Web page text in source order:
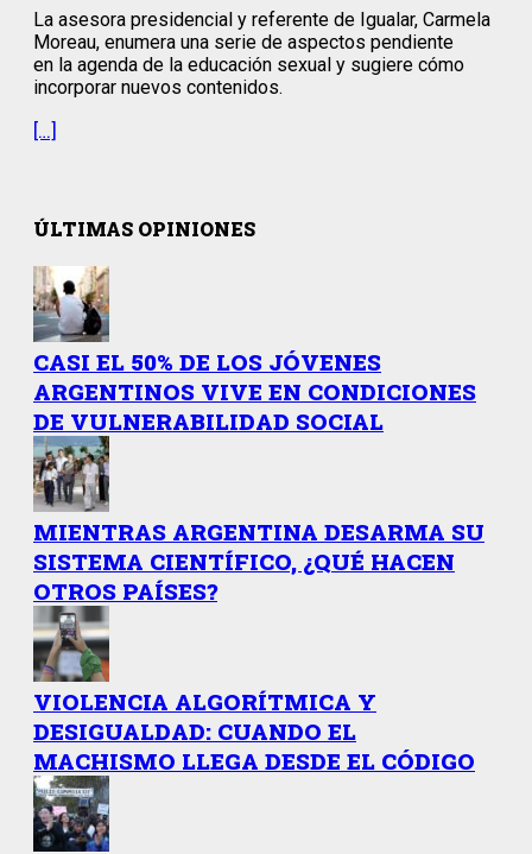
La asesora presidencial y referente de Igualar, Carmela
Moreau, enumera una serie de aspectos pendiente
en la agenda de la educación sexual y sugiere cómo
incorporar nuevos contenidos.
[…]
ÚLTIMAS OPINIONES
CASI EL 50% DE LOS JÓVENES
ARGENTINOS VIVE EN CONDICIONES
DE VULNERABILIDAD SOCIAL
MIENTRAS ARGENTINA DESARMA SU
SISTEMA CIENTÍFICO, ¿QUÉ HACEN
OTROS PAÍSES?
VIOLENCIA ALGORÍTMICA Y
DESIGUALDAD: CUANDO EL
MACHISMO LLEGA DESDE EL CÓDIGO